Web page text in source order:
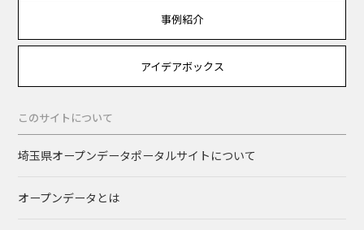
事例紹介
アイデアボックス
このサイトについて
埼玉県オープンデータポータルサイトについて
オープンデータとは